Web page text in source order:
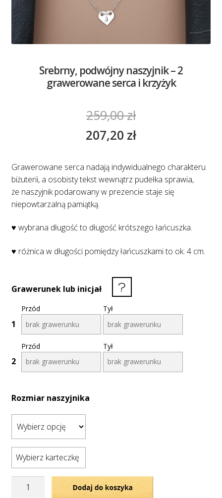
Srebrny, podwójny naszyjnik – 2
grawerowane serca i krzyżyk
259,00zł
207,20 zł
Grawerowane serca nadają indywidualnego charakteru
biżuterii, a osobisty tekst wewnątrz pudełka sprawia,
że naszyjnik podarowany w prezencie staje się
niepowtarzalną pamiątką.
♥ wybrana długość to długość krótszego łańcuszka.
♥ różnica w długości pomiędzy łańcuszkami to ok. 4 cm.
Grawerunek lub inicjał
1
Przód Tył
2
Przód Tył
Rozmiar naszyjnika
Wybierz karteczkę
Dodaj do koszyka